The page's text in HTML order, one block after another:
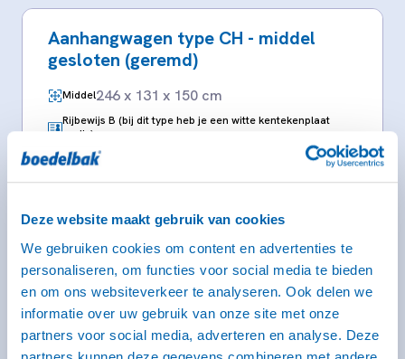
Deze website maakt gebruik van cookies
We gebruiken cookies om content en advertenties te
personaliseren, om functies voor social media te bieden
en om ons websiteverkeer te analyseren. Ook delen we
informatie over uw gebruik van onze site met onze
partners voor social media, adverteren en analyse. Deze
Aanhangwagen type CH - middel
gesloten (geremd)
Middel246 x 131 x 150 cm
Rijbewijs B (bij dit type heb je een witte kentekenplaat
nodig)